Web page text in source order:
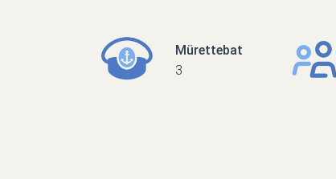
Mürettebat
3